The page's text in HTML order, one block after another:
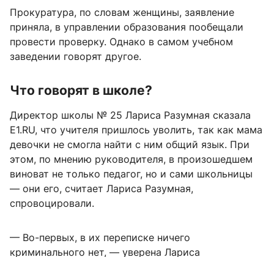
Прокуратура, по словам женщины, заявление
приняла, в управлении образования пообещали
провести проверку. Однако в самом учебном
заведении говорят другое.
Что говорят в школе?
Директор школы № 25 Лариса Разумная сказала
E1.RU, что учителя пришлось уволить, так как мама
девочки не смогла найти с ним общий язык. При
этом, по мнению руководителя, в произошедшем
виноват не только педагог, но и сами школьницы
— они его, считает Лариса Разумная,
спровоцировали.
— Во-первых, в их переписке ничего
криминального нет, — уверена Лариса